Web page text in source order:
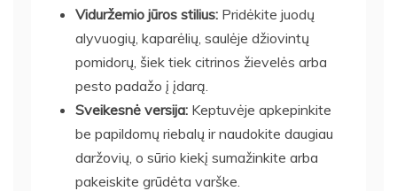
Viduržemio jūros stilius: Pridėkite juodų
alyvuogių, kaparėlių, saulėje džiovintų
pomidorų, šiek tiek citrinos žievelės arba
pesto padažo į įdarą.
Sveikesnė versija: Keptuvėje apkepinkite
be papildomų riebalų ir naudokite daugiau
daržovių, o sūrio kiekį sumažinkite arba
pakeiskite grūdėta varške.